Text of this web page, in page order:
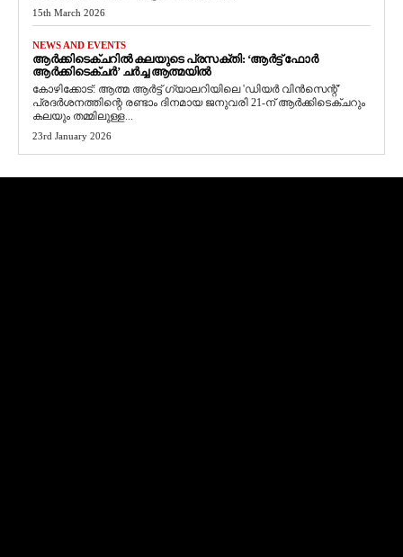
15th March 2026
NEWS AND EVENTS
ആർക്കിടെക്ചറിൽ കലയുടെ പ്രസക്തി: ‘ആർട്ട് ഫോർ
ആർക്കിടെക്ചർ’ ചർച്ച ആത്മയിൽ
​കോഴിക്കോട്: ആത്മ ആർട്ട് ഗ്യാലറിയിലെ 'ഡിയർ വിൻസെന്റ്'
പ്രദർശനത്തിന്റെ രണ്ടാം ദിനമായ ജനുവരി 21-ന് ആർക്കിടെക്ചറും
കലയും തമ്മിലുള്ള...
23rd January 2026